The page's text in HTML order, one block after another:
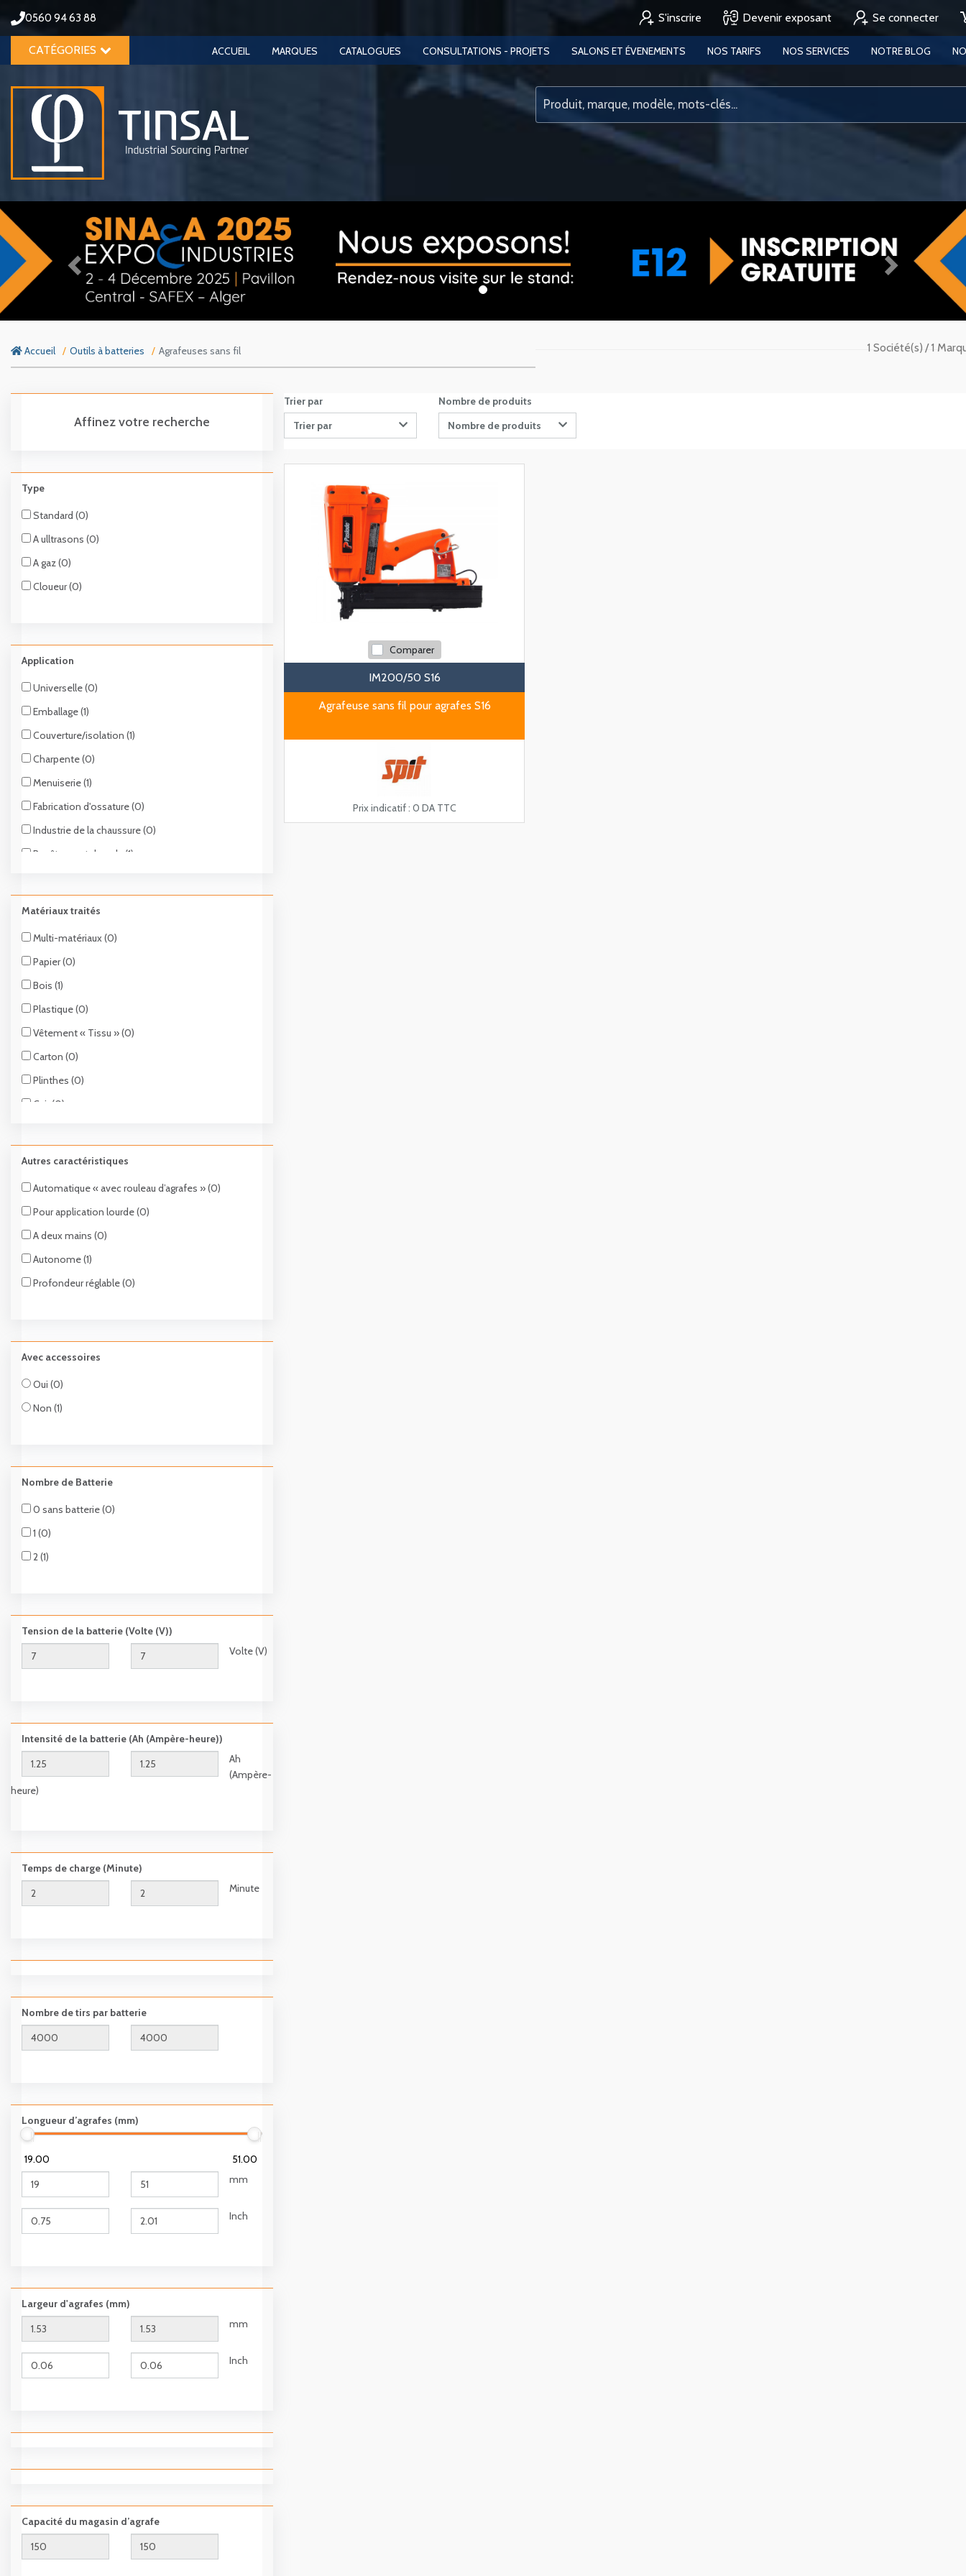
0560 94 63 88 S'inscrire Devenir exposant Se connecter
CATÉGORIES ACCUEIL MARQUES CATALOGUES CONSULTATIONS - PROJETS SALONS ET ÉVENEMENTS NOS TARIFS NOS SERVICES NOTRE BLOG
Previous
Accueil Outils à batteries Agrafeuses sans fil 1
1 Société(s)
Affinez votre recherche
Type
Standard (0)
A ulltrasons (0)
A gaz (0)
Cloueur (0)
Application
Universelle (0)
Emballage (1)
Couverture/isolation (1)
Charpente (0)
Menuiserie (1)
Fabrication d'ossature (0)
Industrie de la chaussure (0)
Revêtement de sols (1)
Matériaux traités
Multi-matériaux (0)
Papier (0)
Bois (1)
Plastique (0)
Vêtement « Tissu » (0)
Carton (0)
Plinthes (0)
Cuir (0)
Autres caractéristiques
Automatique « avec rouleau d’agrafes » (0)
Pour application lourde (0)
A deux mains (0)
Autonome (1)
Profondeur réglable (0)
Avec accessoires
Oui (0)
Non (1)
Nombre de Batterie
0 sans batterie (0)
1 (0)
2 (1)
Tension de la batterie (Volte (V))
Volte (V)
Intensité de la batterie (Ah (Ampère-heure))
Ah
(Ampère-
heure)
Temps de charge (Minute)
Minute
Nombre de tirs par batterie
Longueur d’agrafes (mm)
19.00
51.00
mm
Inch
Largeur d'agrafes (mm)
mm
Inch
Capacité du magasin d’agrafe
Trier par
Trier par
Nombre de produits
Nombre de produits
Comparer
IM200/50 S16
Agrafeuse sans fil pour agrafes S16
Prix indicatif : 0 DA TTC